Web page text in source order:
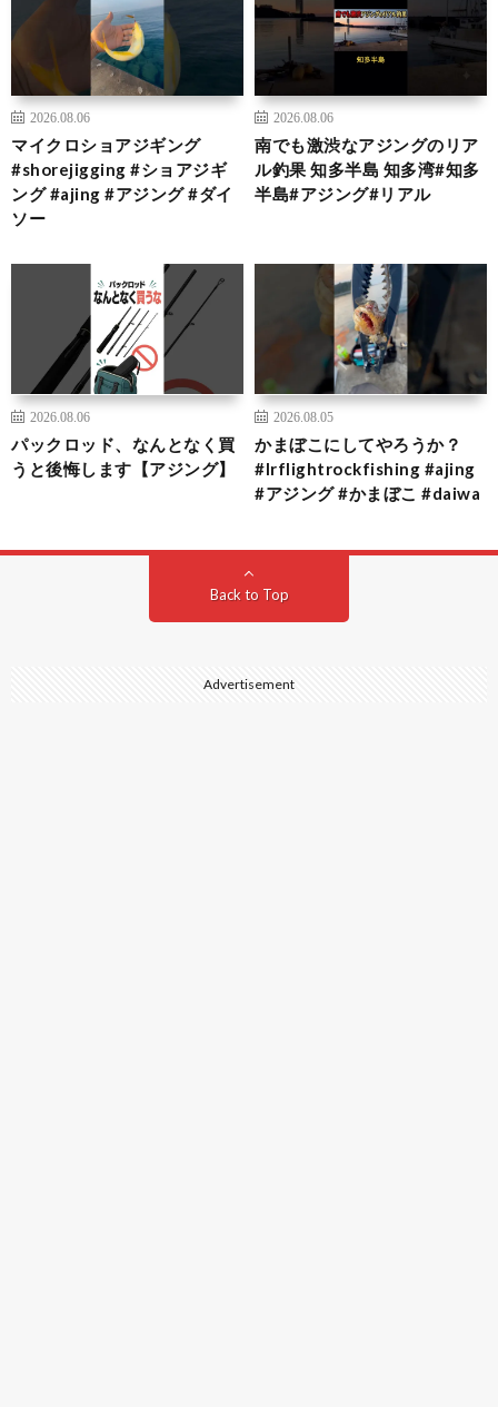
2026.08.06
マイクロショアジギング
#shorejigging #ショアジギ
ング #ajing #アジング #ダイ
ソー
2026.08.06
南でも激渋なアジングのリア
ル釣果 知多半島 知多湾#知多
半島#アジング#リアル
2026.08.06
パックロッド、なんとなく買
うと後悔します【アジング】
2026.08.05
かまぼこにしてやろうか？
#lrflightrockfishing #ajing
#アジング #かまぼこ #daiwa
Back to Top
Advertisement